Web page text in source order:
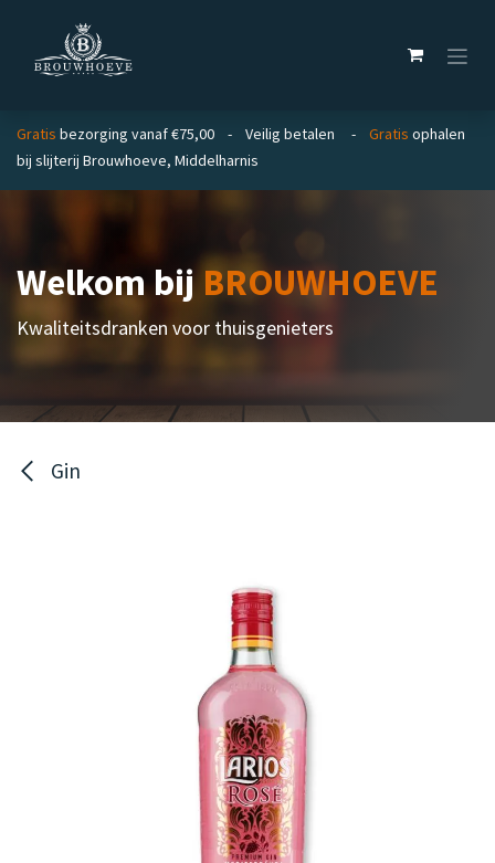
Gratis bezorging vanaf €75,00 - Veilig betalen - Gratis ophalen
bij slijterij Brouwhoeve, Middelharnis
Welkom bijBROUWHOEVE
Kwaliteitsdranken voor thuisgenieters
Gin